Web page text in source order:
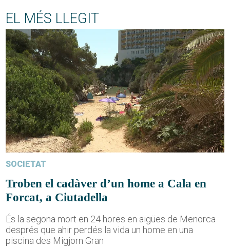
EL MÉS LLEGIT
SOCIETAT
Troben el cadàver d’un home a Cala en
Forcat, a Ciutadella
És la segona mort en 24 hores en aigües de Menorca
després que ahir perdés la vida un home en una
piscina des Migjorn Gran